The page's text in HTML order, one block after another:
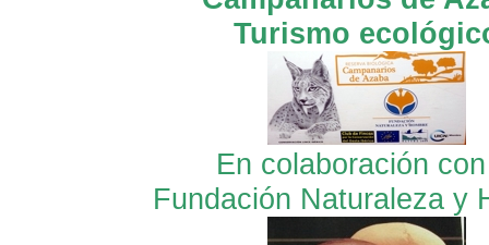
Turismo
En colaboración
Fundación Naturaleza y